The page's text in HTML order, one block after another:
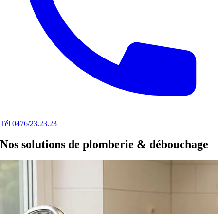
Tél 0476/23.23.23
Nos solutions de plomberie & débouchage